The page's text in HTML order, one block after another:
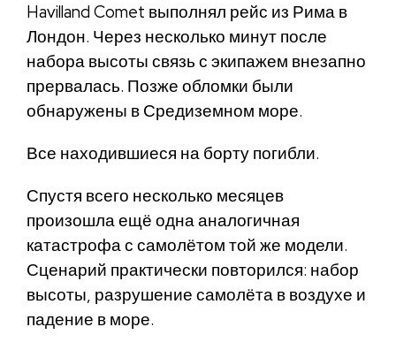
Havilland Comet выполнял рейс из Рима в
Лондон. Через несколько минут после
набора высоты связь с экипажем внезапно
прервалась. Позже обломки были
обнаружены в Средиземном море.
Все находившиеся на борту погибли.
Спустя всего несколько месяцев
произошла ещё одна аналогичная
катастрофа с самолётом той же модели.
Сценарий практически повторился: набор
высоты, разрушение самолёта в воздухе и
падение в море.